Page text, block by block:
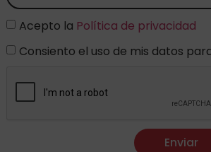
Acepto la Política de privacidad
Consiento el uso de mis datos
Enviar